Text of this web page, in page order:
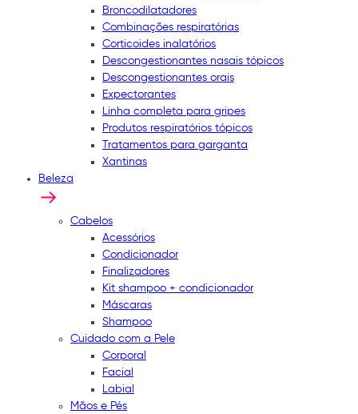
Broncodilatadores
Combinações respiratórias
Corticoides inalatórios
Descongestionantes nasais tópicos
Descongestionantes orais
Expectorantes
Linha completa para gripes
Produtos respiratórios tópicos
Tratamentos para garganta
Xantinas
Beleza
Cabelos
Acessórios
Condicionador
Finalizadores
Kit shampoo + condicionador
Máscaras
Shampoo
Cuidado com a Pele
Corporal
Facial
Labial
Mãos e Pés